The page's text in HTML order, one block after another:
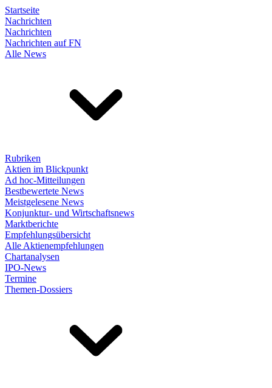
Startseite
Nachrichten
Nachrichten
Nachrichten auf FN
Alle News
Rubriken
Aktien im Blickpunkt
Ad hoc-Mitteilungen
Bestbewertete News
Meistgelesene News
Konjunktur- und Wirtschaftsnews
Marktberichte
Empfehlungsübersicht
Alle Aktienempfehlungen
Chartanalysen
IPO-News
Termine
Themen-Dossiers